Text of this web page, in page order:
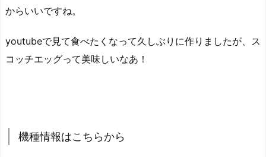
からいいですね。
youtubeで見て食べたくなって久しぶりに作りましたが、ス
コッチエッグって美味しいなあ！
機種情報はこちらから